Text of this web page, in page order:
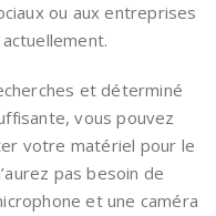
ou aux entreprises
et déterminé
vous pouvez
votre matériel pour le
pas besoin de
et une caméra